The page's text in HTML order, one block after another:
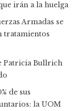
irán a la huelga
Armadas se
tratamientos
Patricia Bullrich
de sus
la UOM